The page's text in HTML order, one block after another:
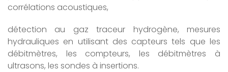
corrélations acoustiques,
détection au gaz traceur hydrogène, mesures
hydrauliques en utilisant des capteurs tels que les
débitmètres, les compteurs, les débitmètres à
ultrasons, les sondes à insertions.